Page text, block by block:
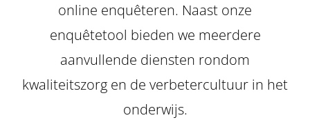
online enquêteren. Naast onze
enquêtetool bieden we meerdere
aanvullende diensten rondom
kwaliteitszorg en de verbetercultuur in het
onderwijs.